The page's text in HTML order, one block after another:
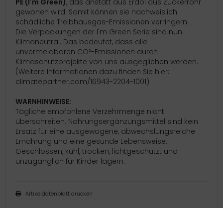
gewonen wird. Somit können sie nachweislich
schädliche Treibhausgas-Emissionen verringern.
Die Verpackungen der I'm Green Serie sind nun
Klimaneutral. Das bedeutet, dass alle
unvermeidbaren CO²-Emissionen durch
Klimaschutzprojekte von uns ausgeglichen werden.
(Weitere Informationen dazu finden Sie hier:
climatepartner.com/16943-2204-1001)
WARNHINWEISE:
Tägliche empfoh­lene Verzehrmenge nicht
überschreiten. Nahrungs­ergänzungsmittel sind kein
Ersatz für eine ausgewogene, abwechslungsreiche
Ernährung und eine gesunde Lebensweise.
Geschlossen, kühl, trocken, lichtgeschützt und
unzugäng­lich für Kinder lagern.
Artikeldatenblatt drucken